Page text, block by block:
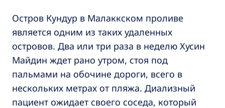
Остров Кундур в Малаккском проливе
является одним из таких удаленных
островов. Два или три раза в неделю Хусин
Майдин ждет рано утром, стоя под
пальмами на обочине дороги, всего в
нескольких метрах от пляжа. Диализный
пациент ожидает своего соседа, который